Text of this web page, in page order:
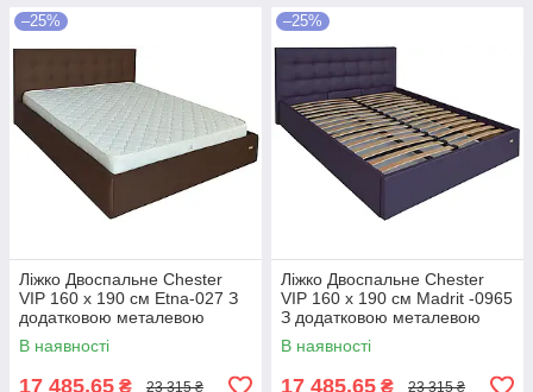
–25%
Ліжко Двоспальне Chester
VIP 160 х 190 см Etna-027 З
додатковою металевою
цільнозварною рамою
Коричневий
В наявності
17 485,65 ₴ 23 315 ₴
–25%
Ліжко Двоспальне Chester
VIP 160 х 190 см Madrit -0965
З додатковою металевою
цільнозварною рамою
Фіолетовий
В наявності
17 485,65 ₴ 23 315 ₴